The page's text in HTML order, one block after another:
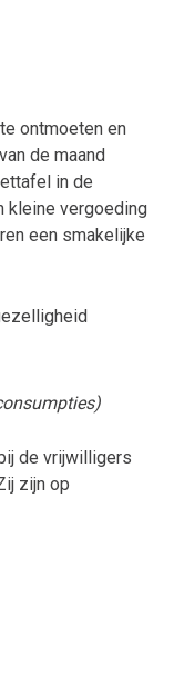
ontmoeten en
de maand
in de
kleine vergoeding
een smakelijke
de vrijwilligers
zijn op